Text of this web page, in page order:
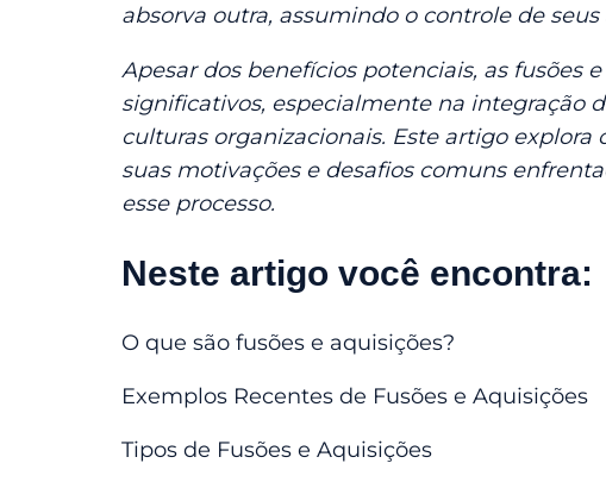
absorva outra, assumindo o controle de seus
Apesar dos benefícios potenciais, as fusões
significativos, especialmente na integração
culturas organizacionais. Este artigo explora
suas motivações e desafios comuns
esse processo.
Neste artigo você encontra:
O que são fusões e aquisições?
Exemplos Recentes de Fusões e Aquisições
Tipos de Fusões e Aquisições